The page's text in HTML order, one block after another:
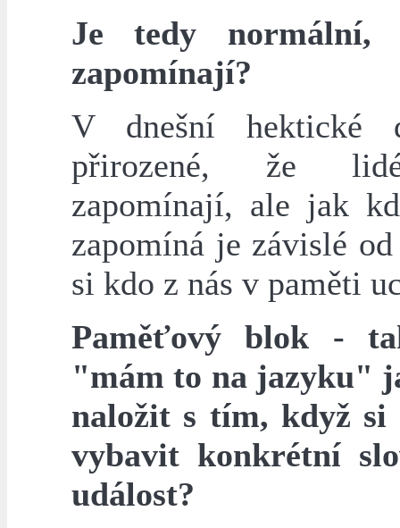
Je tedy normální,
zapomínají?
V dnešní hektické
přirozené, že
zapomínají, ale jak
zapomíná je závislé
si kdo z nás v paměti
Paměťový blok -
"mám to na jazyku"
naložit s tím, když si
vybavit konkrétní
událost?